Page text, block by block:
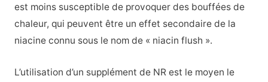
est moins susceptible de provoquer des bouffées de
chaleur, qui peuvent être un effet secondaire de la
niacine connu sous le nom de « niacin flush ».
L’utilisation d’un supplément de NR est le moyen le